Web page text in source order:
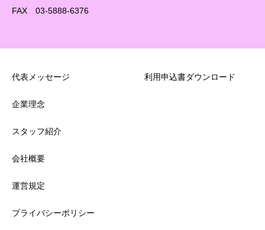
FAX 03-5888-6376
代表メッセージ
企業理念
スタッフ紹介
会社概要
運営規定
プライバシーポリシー
利用申込書ダウンロード